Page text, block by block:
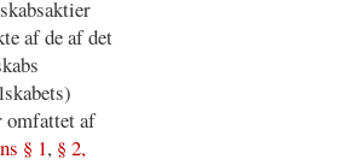
af de af det
omfattet af
§ 1, § 2,